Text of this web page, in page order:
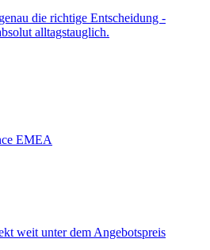
die richtige Entscheidung -
alltagstauglich.
EMEA
weit unter dem Angebotspreis